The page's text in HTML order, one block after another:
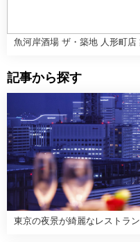
魚河岸酒場 ザ・築地 人形町店
記事から探す
東京の夜景が綺麗なレストラン